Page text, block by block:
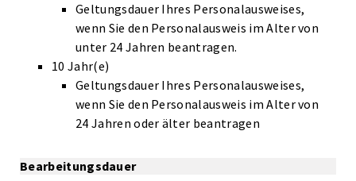
Geltungsdauer Ihres Personalausweises,
wenn Sie den Personalausweis im Alter von
unter 24 Jahren beantragen.
10 Jahr(e)
Geltungsdauer Ihres Personalausweises,
wenn Sie den Personalausweis im Alter von
24 Jahren oder älter beantragen
Bearbeitungsdauer